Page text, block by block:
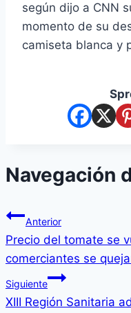
según dijo a CNN
momento de su
camiseta blanca y
Navegación
Anterior
Precio del tomate se
comerciantes se
Siguiente
XIII Región Sanitaria